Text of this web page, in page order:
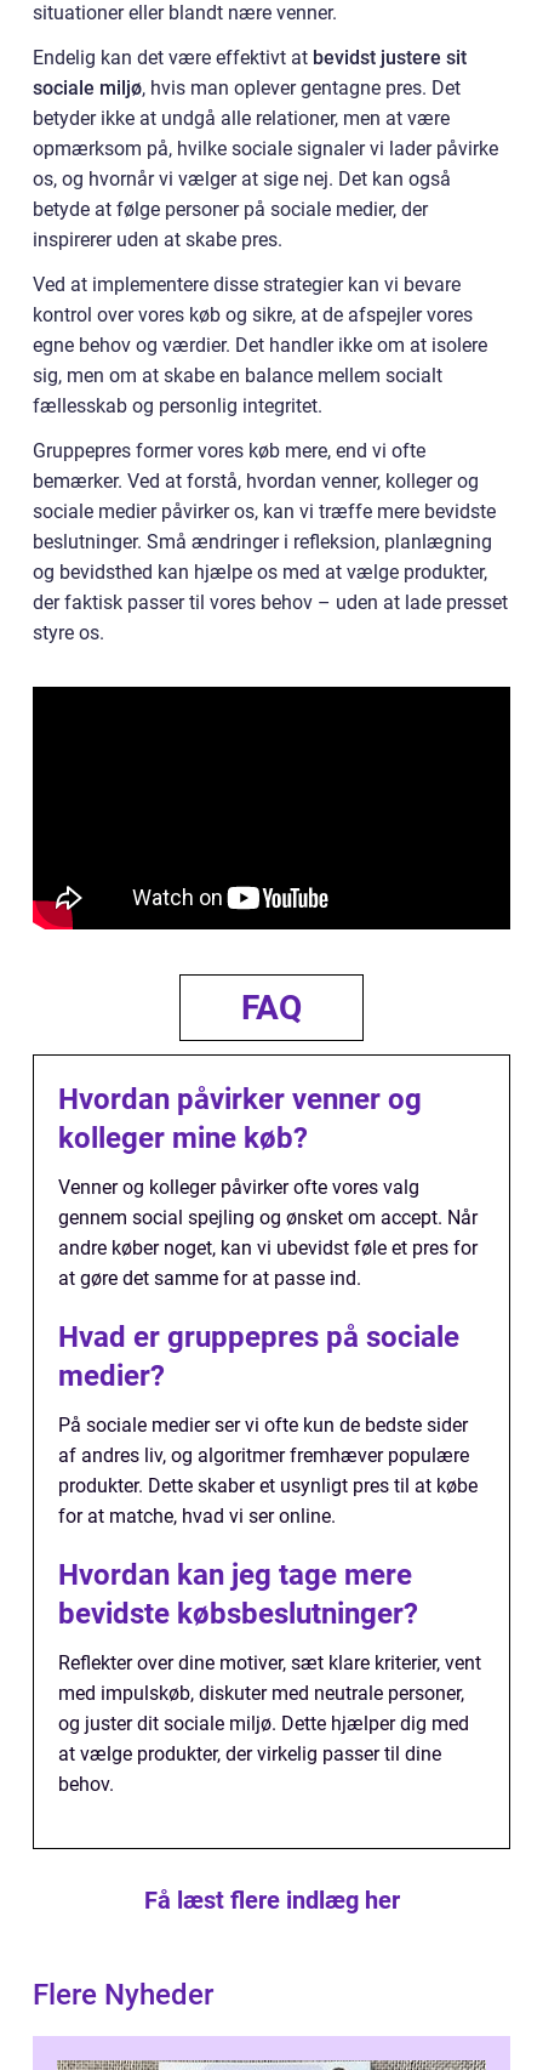
situationer eller blandt nære venner.
Endelig kan det være effektivt at bevidst justere sit
sociale miljø, hvis man oplever gentagne pres. Det
betyder ikke at undgå alle relationer, men at være
opmærksom på, hvilke sociale signaler vi lader påvirke
os, og hvornår vi vælger at sige nej. Det kan også
betyde at følge personer på sociale medier, der
inspirerer uden at skabe pres.
Ved at implementere disse strategier kan vi bevare
kontrol over vores køb og sikre, at de afspejler vores
egne behov og værdier. Det handler ikke om at isolere
sig, men om at skabe en balance mellem socialt
fællesskab og personlig integritet.
Gruppepres former vores køb mere, end vi ofte
bemærker. Ved at forstå, hvordan venner, kolleger og
sociale medier påvirker os, kan vi træffe mere bevidste
beslutninger. Små ændringer i refleksion, planlægning
og bevidsthed kan hjælpe os med at vælge produkter,
der faktisk passer til vores behov – uden at lade presset
styre os.
FAQ
Hvordan påvirker venner og
kolleger mine køb?
Venner og kolleger påvirker ofte vores valg
gennem social spejling og ønsket om accept. Når
andre køber noget, kan vi ubevidst føle et pres for
at gøre det samme for at passe ind.
Hvad er gruppepres på sociale
medier?
På sociale medier ser vi ofte kun de bedste sider
af andres liv, og algoritmer fremhæver populære
produkter. Dette skaber et usynligt pres til at købe
for at matche, hvad vi ser online.
Hvordan kan jeg tage mere
bevidste købsbeslutninger?
Reflekter over dine motiver, sæt klare kriterier, vent
med impulskøb, diskuter med neutrale personer,
og juster dit sociale miljø. Dette hjælper dig med
at vælge produkter, der virkelig passer til dine
behov.
Få læst flere indlæg her
Flere Nyheder